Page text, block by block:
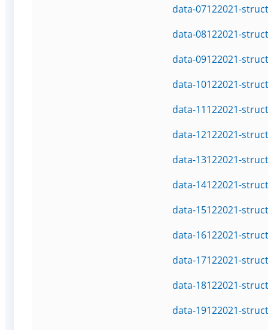
data-07122021-
data-08122021-
data-09122021-
data-10122021-
data-11122021-
data-12122021-
data-13122021-
data-14122021-
data-15122021-
data-16122021-
data-17122021-
data-18122021-
data-19122021-